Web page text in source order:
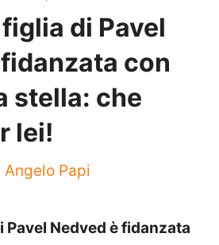
di Pavel
con
stella: che
lei!
Angelo Papi
Pavel Nedved è fidanzata